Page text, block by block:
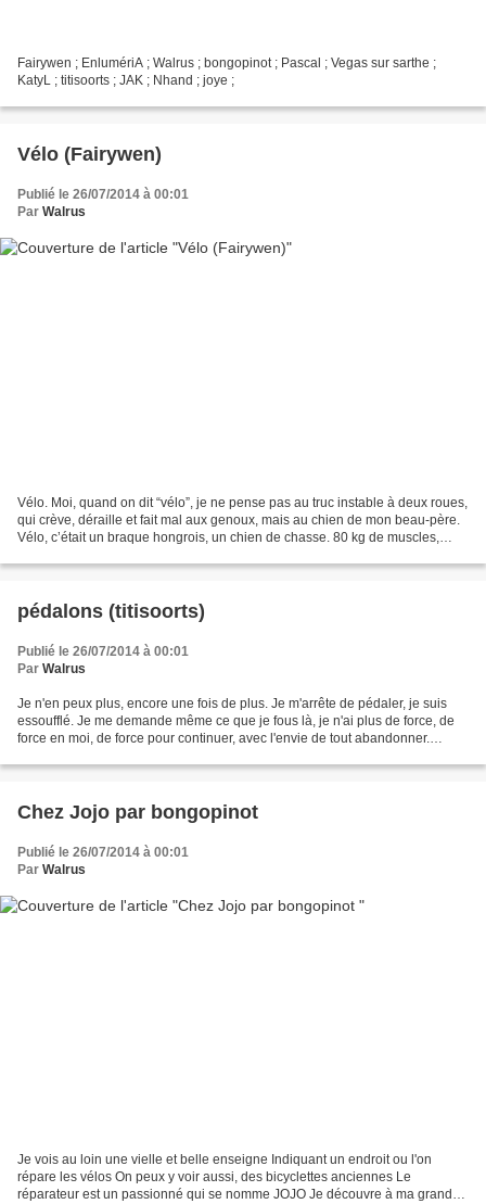
Fairywen ; EnlumériA ; Walrus ; bongopinot ; Pascal ; Vegas sur sarthe ;
KatyL ; titisoorts ; JAK ; Nhand ; joye ;
Vélo (Fairywen)
Publié le 26/07/2014 à 00:01
Par Walrus
Vélo. Moi, quand on dit “vélo”, je ne pense pas au truc instable à deux roues,
qui crève, déraille et fait mal aux genoux, mais au chien de mon beau-père.
Vélo, c’était un braque hongrois, un chien de chasse. 80 kg de muscles,
pédalons (titisoorts)
Publié le 26/07/2014 à 00:01
Par Walrus
Je n'en peux plus, encore une fois de plus. Je m'arrête de pédaler, je suis
essoufflé. Je me demande même ce que je fous là, je n'ai plus de force, de
force en moi, de force pour continuer, avec l'envie de tout abandonner.
Chez Jojo par bongopinot
Publié le 26/07/2014 à 00:01
Par Walrus
Je vois au loin une vielle et belle enseigne Indiquant un endroit ou l'on
répare les vélos On peux y voir aussi, des bicyclettes anciennes Le
réparateur est un passionné qui se nomme JOJO Je découvre à ma grande